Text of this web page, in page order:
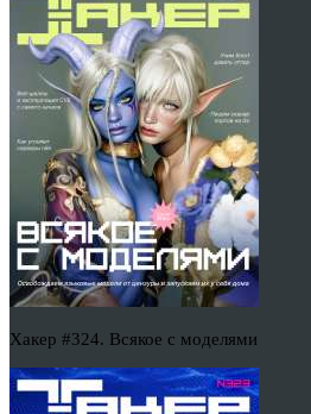
Хакер #324. Всякое с моделями